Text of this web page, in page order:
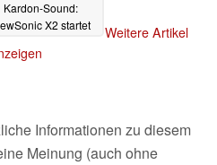
Kardon-Sound:
X2 startet
Weitere Artikel
Informationen zu diesem
Meinung (auch ohne